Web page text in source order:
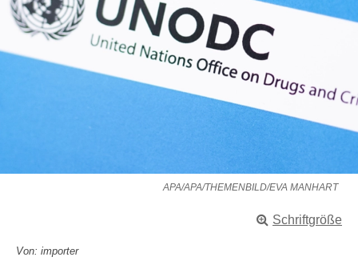
APA/APA/THEMENBILD/EVA MANHART
Schriftgröße
Von: importer